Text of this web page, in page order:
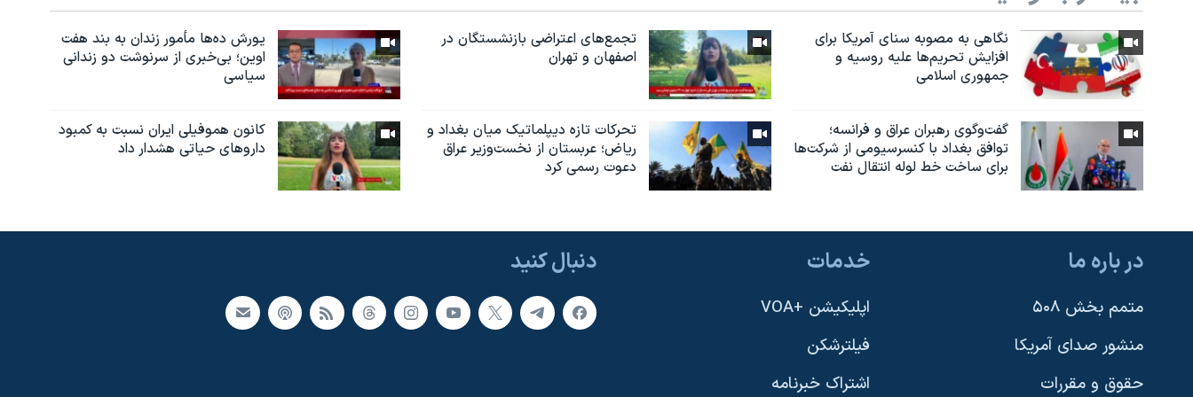
نگاهی به مصوبه سنای آمریکا برای
افزایش تحریم‌ها علیه روسیه و
جمهوری اسلامی
تجمع‌های اعتراضی بازنشستگان در
اصفهان و تهران
یورش ده‌ها مأمور زندان به بند هفت
اوین؛ بی‌خبری از سرنوشت دو زندانی
سیاسی
گفت‌وگوی رهبران عراق و فرانسه؛
توافق بغداد با کنسرسیومی از شرکت‌ها
برای ساخت خط لوله انتقال نفت
تحرکات تازه دیپلماتیک میان بغداد و
ریاض؛ عربستان از نخست‌وزیر عراق
دعوت رسمی کرد
کانون هموفیلی ایران نسبت به کمبود
داروهای حیاتی هشدار داد
دنبال کنید در باره ما
متمم بخش ۵۰۸
منشور صدای آمریکا
حقوق و مقررات
خدمات
اپلیکیشن +VOA
فیلترشکن
اشتراک خبرنامه